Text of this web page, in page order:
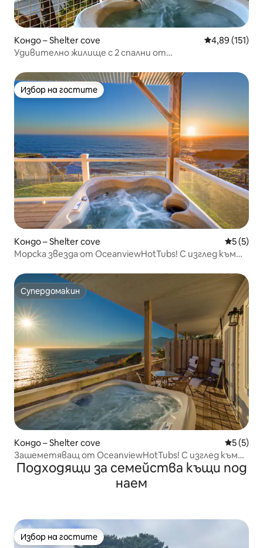
Кондо – Shelter cove Средна
4,89 (151)
Удивително жилище с 2 спални от
Избор на гостите
Избор на гостите
Кондо – Shelter cove Средна
5 (5)
Морска звезда от OceanviewHotTubs! С изглед към
Супердомакин
Супердомакин
Кондо – Shelter cove Средна
5 (5)
Зашеметяващ от OceanviewHotTubs! С изглед към
океана
Подходящи за семейства къщи под
наем
Избор на гостите
Избор на гостите